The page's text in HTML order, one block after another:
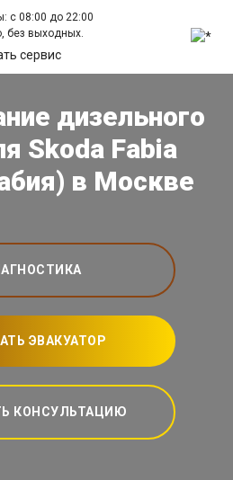
с 08:00 до 22:00
без выходных.
сервис
дизельного
Skoda Fabia
в Москве
ЭВАКУАТОР
КОНСУЛЬТАЦИЮ